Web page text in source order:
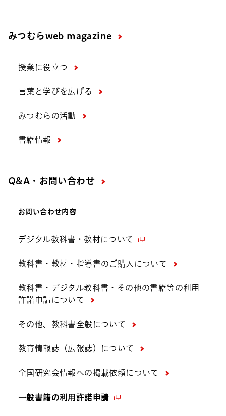
みつむらweb magazine
授業に役立つ
言葉と学びを広げる
みつむらの活動
書籍情報
Q&A・お問い合わせ
お問い合わせ内容
デジタル教科書・教材について
教科書・教材・指導書のご購入について
教科書・デジタル教科書・その他の書籍等の利用
許諾申請について
その他、教科書全般について
教育情報誌（広報誌）について
全国研究会情報への掲載依頼について
一般書籍の利用許諾申請